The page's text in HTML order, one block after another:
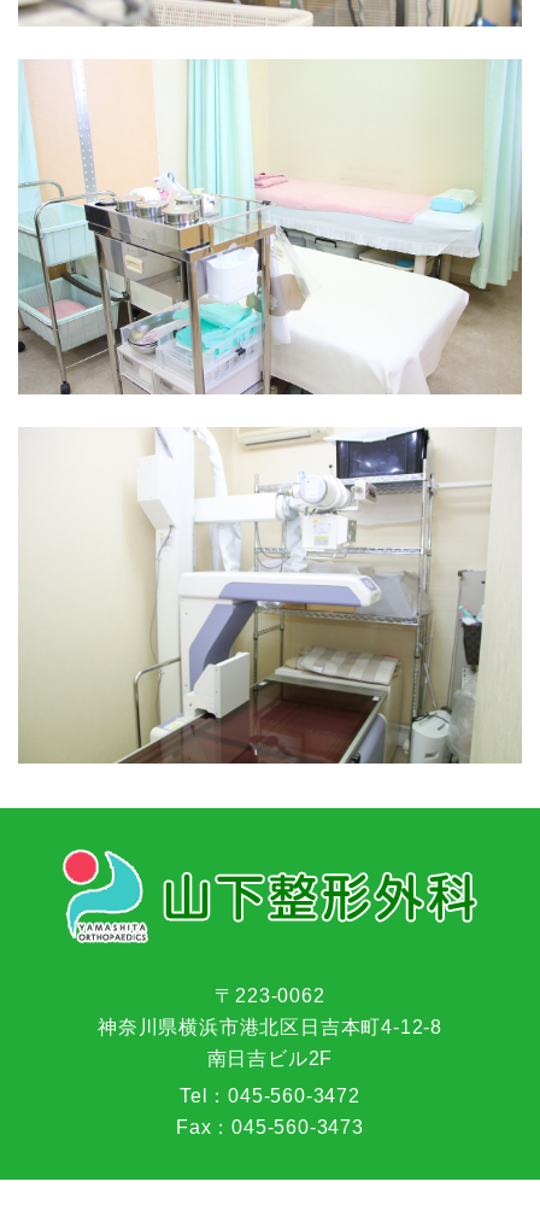
〒223-0062
神奈川県横浜市港北区日吉本町4-12-8
南日吉ビル2F
Tel：045-560-3472
Fax：045-560-3473